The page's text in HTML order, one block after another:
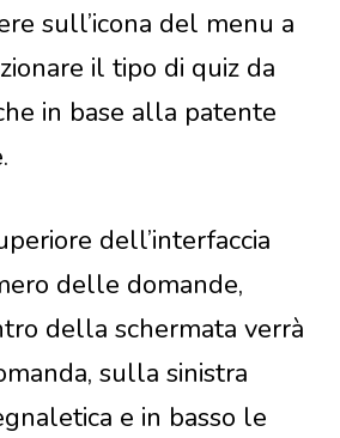
sull’icona del menu a
il tipo di quiz da
in base alla patente
dell’interfaccia
delle domande,
della schermata verrà
sulla sinistra
e in basso le